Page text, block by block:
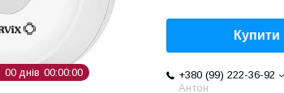
00 днів 00 00 00
Купити
+380 (99) 222-36-92
Антон